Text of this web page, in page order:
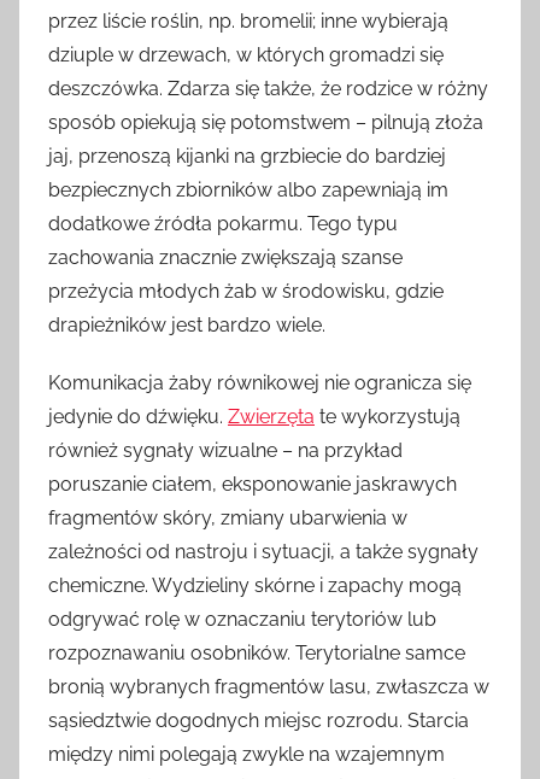
przez liście roślin, np. bromelii; inne wybierają
dziuple w drzewach, w których gromadzi się
deszczówka. Zdarza się także, że rodzice w różny
sposób opiekują się potomstwem – pilnują złoża
jaj, przenoszą kijanki na grzbiecie do bardziej
bezpiecznych zbiorników albo zapewniają im
dodatkowe źródła pokarmu. Tego typu
zachowania znacznie zwiększają szanse
przeżycia młodych żab w środowisku, gdzie
drapieżników jest bardzo wiele.
Komunikacja żaby równikowej nie ogranicza się
jedynie do dźwięku. Zwierzęta te wykorzystują
również sygnały wizualne – na przykład
poruszanie ciałem, eksponowanie jaskrawych
fragmentów skóry, zmiany ubarwienia w
zależności od nastroju i sytuacji, a także sygnały
chemiczne. Wydzieliny skórne i zapachy mogą
odgrywać rolę w oznaczaniu terytoriów lub
rozpoznawaniu osobników. Terytorialne samce
bronią wybranych fragmentów lasu, zwłaszcza w
sąsiedztwie dogodnych miejsc rozrodu. Starcia
między nimi polegają zwykle na wzajemnym